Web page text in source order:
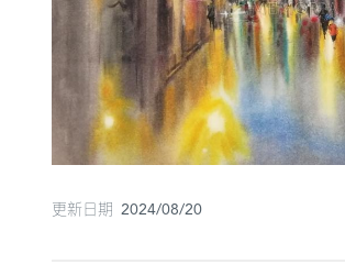
更新日期 2024/08/20